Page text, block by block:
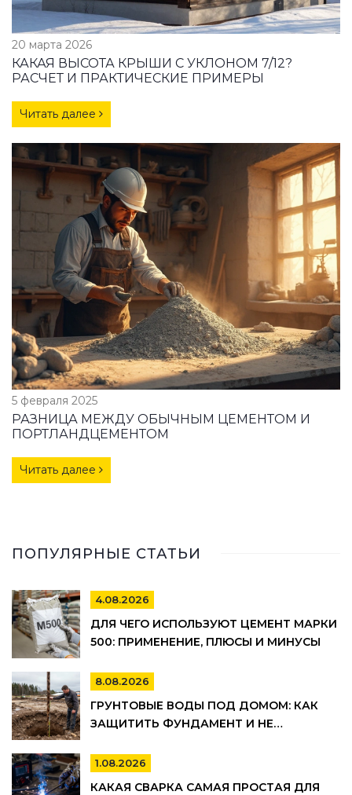
20 марта 2026
КАКАЯ ВЫСОТА КРЫШИ С УКЛОНОМ 7/12?
РАСЧЕТ И ПРАКТИЧЕСКИЕ ПРИМЕРЫ
Читать далее
5 февраля 2025
РАЗНИЦА МЕЖДУ ОБЫЧНЫМ ЦЕМЕНТОМ И
ПОРТЛАНДЦЕМЕНТОМ
Читать далее
ПОПУЛЯРНЫЕ СТАТЬИ
4.08.2026
ДЛЯ ЧЕГО ИСПОЛЬЗУЮТ ЦЕМЕНТ МАРКИ
500: ПРИМЕНЕНИЕ, ПЛЮСЫ И МИНУСЫ
8.08.2026
ГРУНТОВЫЕ ВОДЫ ПОД ДОМОМ: КАК
ЗАЩИТИТЬ ФУНДАМЕНТ И НЕ
1.08.2026
КАКАЯ СВАРКА САМАЯ ПРОСТАЯ ДЛЯ